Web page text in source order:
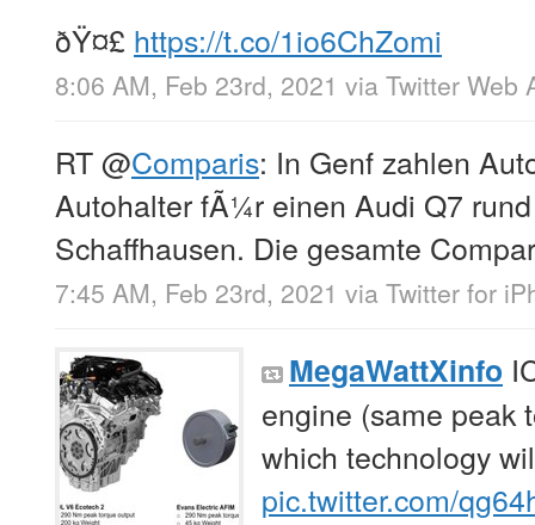
ðŸ¤£ https://t.co/1io6ChZomi
8:06 AM, Feb 23rd, 2021 via Twitter Web
RT@Comparis: In Genf zahlen
Autohalter fÃ¼r einen Audi Q7
Schaffhausen. Die gesamte
7:45 AM, Feb 23rd, 2021 via Twitter for
MegaWattXinfo
engine (same peak
which technology
pic.twitter.com/